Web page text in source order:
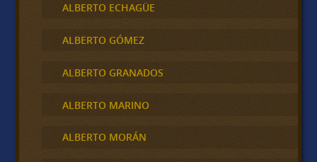
ALBERTO ECHAGÜE
ALBERTO GÓMEZ
ALBERTO GRANADOS
ALBERTO MARINO
ALBERTO MORÁN